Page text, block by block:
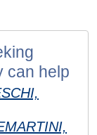
can help